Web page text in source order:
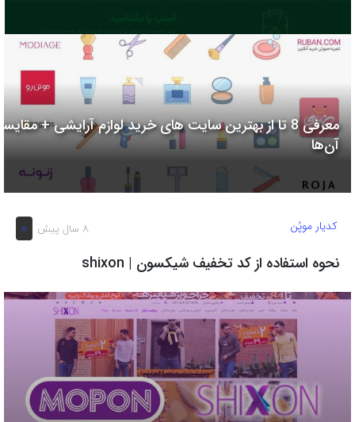
بگذارید.
لینک
معرفی 8 تا از بهترین سایت های خرید لوازم آرایشی +
آن‌ها
8 سال پیش 0 کدیار موپُن
نحوه استفاده از کد تخفیف شیکسون | shixon